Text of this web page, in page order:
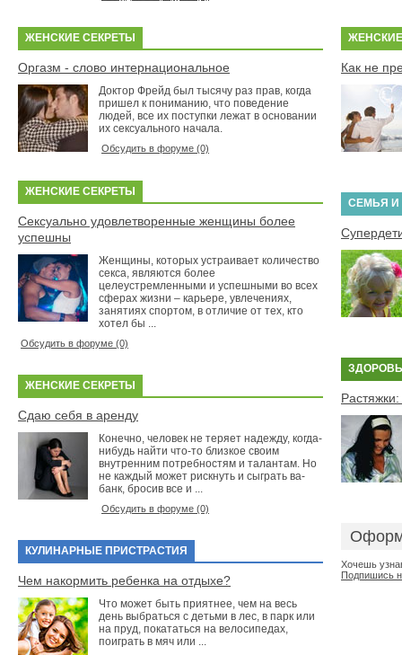
ЖЕНСКИЕ СЕКРЕТЫ
Оргазм - слово интернациональное
Доктор Фрейд был тысячу раз прав, когда
пришел к пониманию, что поведение
людей, все их поступки лежат в основании
их сексуального начала.
Обсудить в форуме (0)
ЖЕНСКИЕ СЕКРЕТЫ
Сексуально удовлетворенные женщины более
успешны
Женщины, которых устраивает количество
секса, являются более
целеустремленными и успешными во всех
сферах жизни – карьере, увлечениях,
занятиях спортом, в отличие от тех, кто
хотел бы ...
Обсудить в форуме (0)
ЖЕНСКИЕ СЕКРЕТЫ
Сдаю себя в аренду
Конечно, человек не теряет надежду, когда-
нибудь найти что-то близкое своим
внутренним потребностям и талантам. Но
не каждый может рискнуть и сыграть ва-
банк, бросив все и ...
Обсудить в форуме (0)
КУЛИНАРНЫЕ ПРИСТРАСТИЯ
Чем накормить ребенка на отдыхе?
Что может быть приятнее, чем на весь
день выбраться с детьми в лес, в парк или
на пруд, покататься на велосипедах,
поиграть в мяч или ...
Как не
СЕМЬЯ И
Хочешь
Подпишись